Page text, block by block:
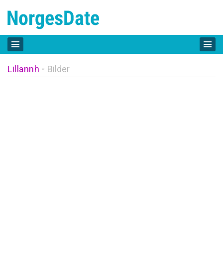
Lillannh » Bilder